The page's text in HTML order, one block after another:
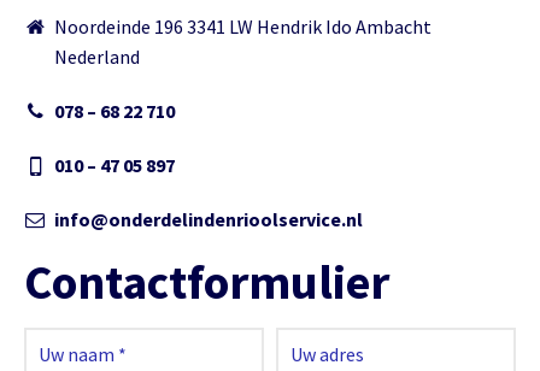
Noordeinde 196 3341 LW Hendrik Ido Ambacht
Nederland
078 – 68 22 710
010 – 47 05 897
info@onderdelindenrioolservice.nl
Contactformulier